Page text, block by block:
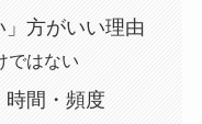
方がいい理由
ではない
時間・頻度